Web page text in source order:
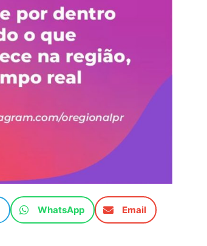
WhatsApp Email